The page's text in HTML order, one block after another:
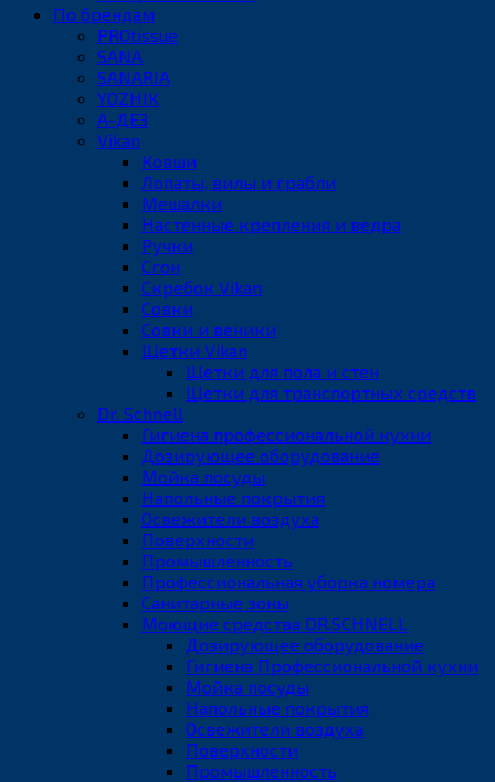
По брендам
PROtissue
SANA
SANARIA
YOZHIK
А-ДЕЗ
Vikan
Ковши
Лопаты, вилы и грабли
Мешалки
Настенные крепления и ведра
Ручки
Сгон
Скребок Vikan
Совки
Совки и веники
Щетки Vikan
Щетки для пола и стен
Щетки для транспортных средств
Dr. Schnell
Гигиена профессиональной кухни
Дозирующее оборудование
Мойка посуды
Напольные покрытия
Освежители воздуха
Поверхности
Промышленность
Профессиональная уборка номера
Санитарные зоны
Моющие средства DR.SCHNELL
Дозирующее оборудование
Гигиена Профессиональной кухни
Мойка посуды
Напольные покрытия
Освежители воздуха
Поверхности
Промышленность